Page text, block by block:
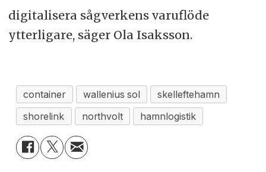
digitalisera sågverkens varuflöde
ytterligare, säger Ola Isaksson.
container wallenius sol
skelleftehamn
shorelink
northvolt hamnlogistik